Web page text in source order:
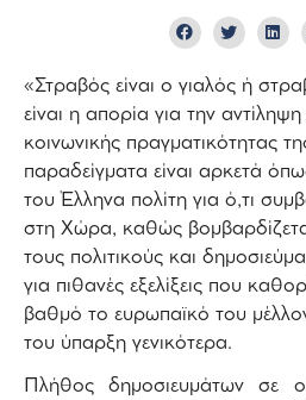
«Στραβός είναι ο γιαλός ή
είναι η απορία για την
κοινωνικής πραγματικότητας
παραδείγματα είναι αρκετά
του Έλληνα πολίτη για ό,τι
στη Χώρα, καθώς
τους πολιτικούς και
για πιθανές εξελίξεις που
βαθμό το ευρωπαϊκό του
του ύπαρξη γενικότερα.
Πλήθος δημοσιευμάτων σε